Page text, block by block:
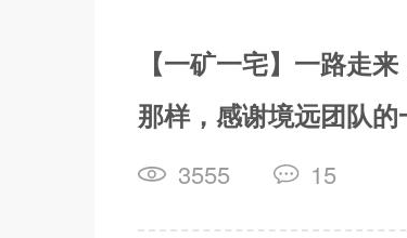
【一矿一宅】一路走
那样，感谢境远团队
3555 15